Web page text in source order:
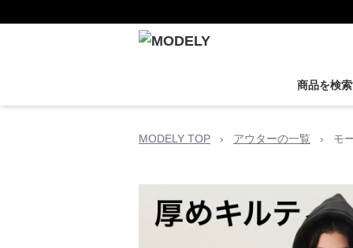
商品を検
MODELY TOP › アウターの一覧 › モ